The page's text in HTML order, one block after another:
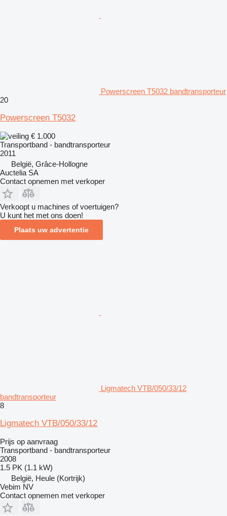
Powerscreen T5032 bandtransporteur
20
Powerscreen T5032
€ 1.000
Transportband - bandtransporteur
2011
België, Grâce-Hollogne
Auctelia SA
Contact opnemen met verkoper
Verkoopt u machines of voertuigen?
U kunt het met ons doen!
Plaats uw advertentie
Ligmatech VTB/050/33/12
bandtransporteur
8
Ligmatech VTB/050/33/12
Prijs op aanvraag
Transportband - bandtransporteur
2008
1.5 PK (1.1 kW)
België, Heule (Kortrijk)
Vebim NV
Contact opnemen met verkoper